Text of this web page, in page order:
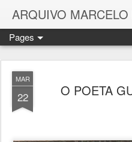
Pages
MAR
22 O POETA